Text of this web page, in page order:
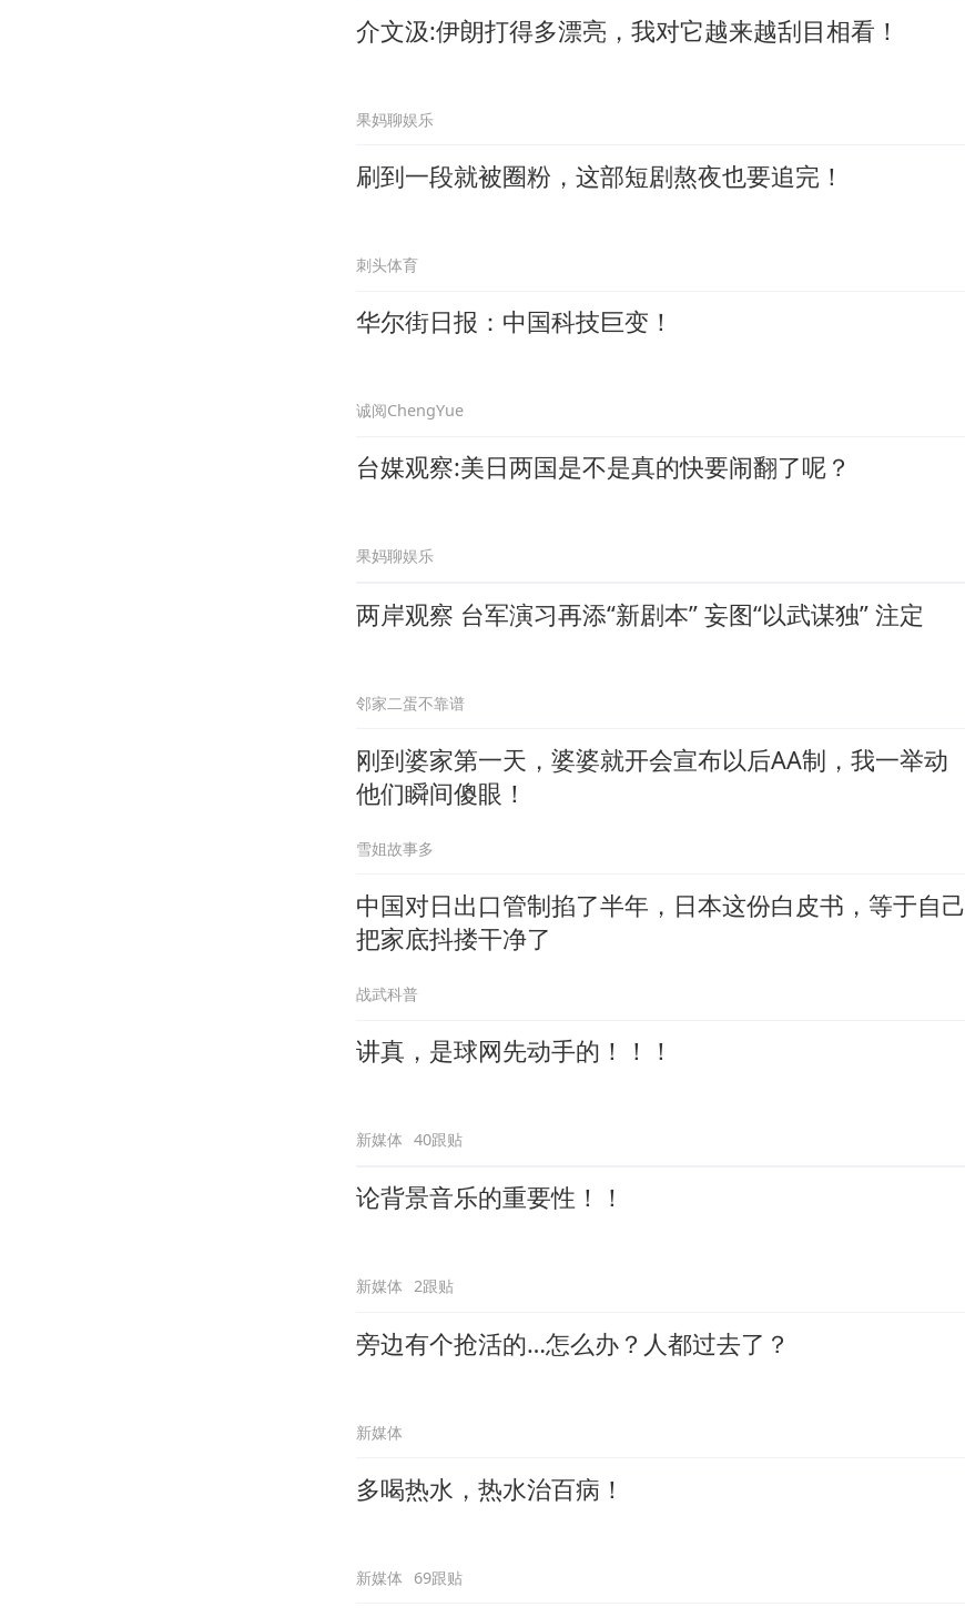
介文汲:伊朗打得多漂亮，我对它越来越刮目相看！
果妈聊娱乐
刷到一段就被圈粉，这部短剧熬夜也要追完！
刺头体育
华尔街日报：中国科技巨变！
诚阅ChengYue
台媒观察:美日两国是不是真的快要闹翻了呢？
果妈聊娱乐
两岸观察 台军演习再添“新剧本” 妄图“以武谋独” 注定
邻家二蛋不靠谱
刚到婆家第一天，婆婆就开会宣布以后AA制，我一举动
他们瞬间傻眼！
雪姐故事多
中国对日出口管制掐了半年，日本这份白皮书，等于自己
把家底抖搂干净了
战武科普
讲真，是球网先动手的！！！
新媒体 40跟贴
论背景音乐的重要性！！
新媒体 2跟贴
旁边有个抢活的…怎么办？人都过去了？
新媒体
多喝热水，热水治百病！
新媒体 69跟贴